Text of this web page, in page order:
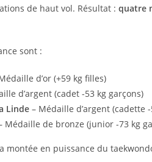
de haut vol. Résultat : quatre
sont :
d’or (+59 kg filles)
d’argent (cadet -53 kg garçons)
Linde – Médaille d’argent (cadette
Médaille de bronze (junior -73 kg
montée en puissance du